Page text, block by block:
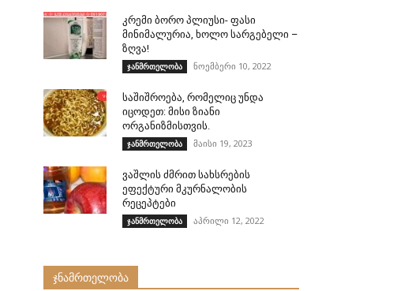
კრემი ბორო პლიუსი- ფასი
მინიმალურია, ხოლო სარგებელი –
ზღვა!
ჯანმრთელობა ნოემბერი 10, 2022
საშიშროება, რომელიც უნდა
იცოდეთ: მისი ზიანი
ორგანიზმისთვის.
ჯანმრთელობა მაისი 19, 2023
ვაშლის ძმრით სახსრების
ეფექტური მკურნალობის
რეცეპტები
ჯანმრთელობა აპრილი 12, 2022
ჯნამრთელობა